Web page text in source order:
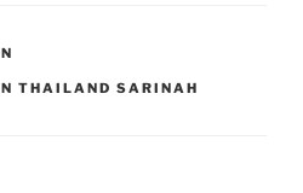
THAILAND SARINAH